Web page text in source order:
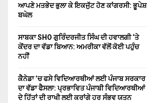
ਆਪਣੇ ਮਤਭੇਦ ਭੁਲਾ ਕੇ ਇਕਜੁੱਟ ਹੋਣ ਕਾਂਗਰਸੀ: ਭੂਪੇਸ਼
ਬਘੇਲ
ਸਾਬਕਾ SHO ਗੁਰਿੰਦਰਜੀਤ ਸਿੰਘ ਦੀ ਹਵਾਲਗੀ ‘ਤੇ
ਕੇਂਦਰ ਦਾ ਵੱਡਾ ਬਿਆਨ: ਅਮਰੀਕਾ ਵੱਲੋਂ ਕੋਈ ਪਹੁੰਚ
ਨਹੀਂ
ਕੈਨੇਡਾ ’ਚ ਫਸੇ ਵਿਦਿਆਰਥੀਆਂ ਲਈ ਪੰਜਾਬ ਸਰਕਾਰ
ਦਾ ਵੱਡਾ ਫੈਸਲਾ: ਪ੍ਰਭਾਵਿਤ ਪੰਜਾਬੀ ਵਿਦਿਆਰਥੀਆਂ
ਦੇ ਹਿੱਤਾਂ ਦੀ ਰਾਖੀ ਲਈ ਕਰਾਂਗੇ ਹਰ ਸੰਭਵ ਯਤਨ